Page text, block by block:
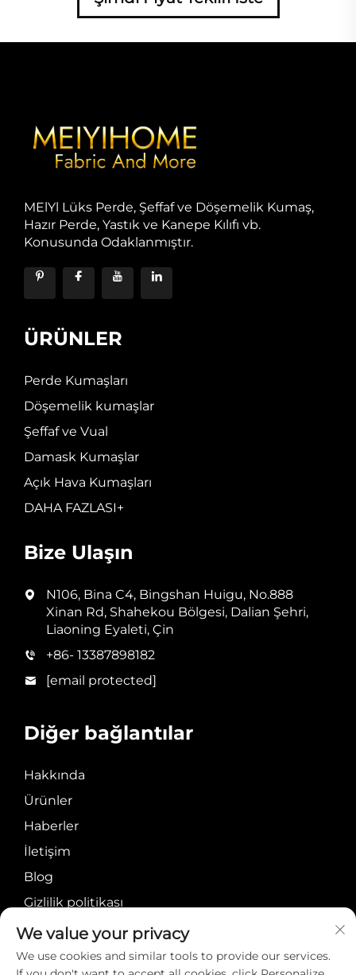
MElYl Lüks Perde, Şeffaf ve Döşemelik Kumaş,
Hazır Perde, Yastık ve Kanepe Kılıfı vb.
Konusunda Odaklanmıştır.
ÜRÜNLER
Perde Kumaşları
Döşemelik kumaşlar
Şeffaf ve Vual
Damask Kumaşlar
Açık Hava Kumaşları
DAHA FAZLASI+
Bize Ulaşın
N106, Bina C4, Bingshan Huigu, No.888
Xinan Rd, Shahekou Bölgesi, Dalian Şehri,
Liaoning Eyaleti, Çin
+86- 13387898182
[email protected]
Diğer bağlantılar
Hakkında
Ürünler
Haberler
İletişim
Blog
Gizlilik politikası
We value your privacy
We use cookies and similar tools to provide our services.